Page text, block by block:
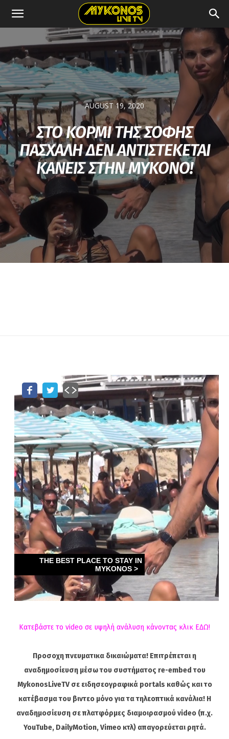
AUGUST 19, 2020
ΣΤΟ ΚΟΡΜΙ ΤΗΣ ΣΟΦΗΣ
ΠΑΣΧΑΛΗ ΔΕΝ ΑΝΤΙΣΤΕΚΕΤΑΙ
ΚΑΝΕΙΣ ΣΤΗΝ ΜΥΚΟΝΟ!
Κατεβάστε το video σε υψηλή ανάλυση κάνοντας κλικ ΕΔΩ!
Προσοχη πνευματικα δικαιώματα! Επιτρέπεται η
αναδημοσίευση μέσω του συστήματος re-embed του
MykonosLiveTV σε ειδησεογραφικά portals καθώς και το
κατέβασμα του βιντεο μόνο για τα τηλεοπτικά κανάλια! Η
αναδημοσίευση σε πλατφόρμες διαμοιρασμού video (π.χ.
YouTube, DailyMotion, Vimeo κτλ) απαγορεύεται ρητά.